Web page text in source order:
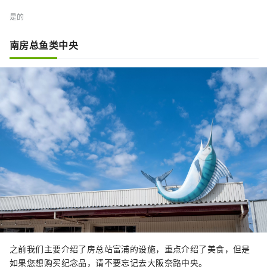
是的
南房总鱼类中央
之前我们主要介绍了房总站富浦的设施，重点介绍了美食，但是
如果您想购买纪念品，请不要忘记去大阪奈路中央。